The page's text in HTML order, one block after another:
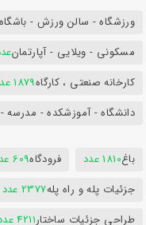
ورزشگاه - سالن ورزش - باشگاه
مسکونی - ویلایی - آپارتمان
کارخانه صنعتی ، کارگاه1879 عدد
دانشگاه - آموزشکده - مدرسه
باغ1810 عدد فرودگاه609 عدد
جزئیات پله و راه پله2377 عدد
طراحی جزئیات ساختار4211 عدد